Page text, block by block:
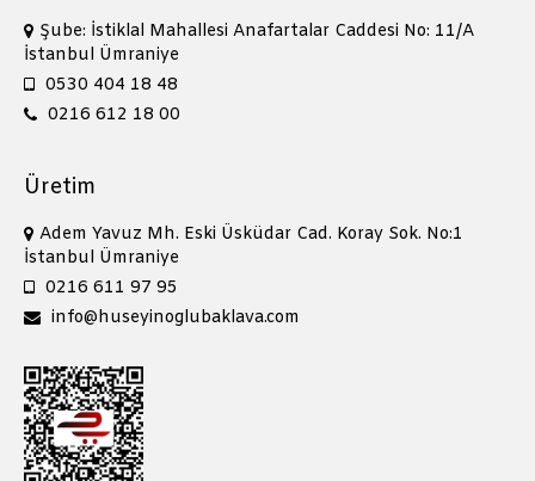
Şube: İstiklal Mahallesi Anafartalar Caddesi No: 11/A
İstanbul Ümraniye
0530 404 18 48
0216 612 18 00
Üretim
Adem Yavuz Mh. Eski Üsküdar Cad. Koray Sok. No:1
İstanbul Ümraniye
0216 611 97 95
info@huseyinoglubaklava.com